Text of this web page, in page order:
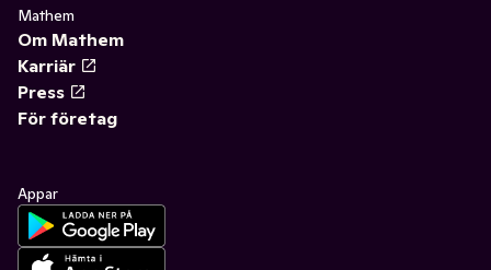
Mathem
Om Mathem
Karriär
Press
För företag
Appar